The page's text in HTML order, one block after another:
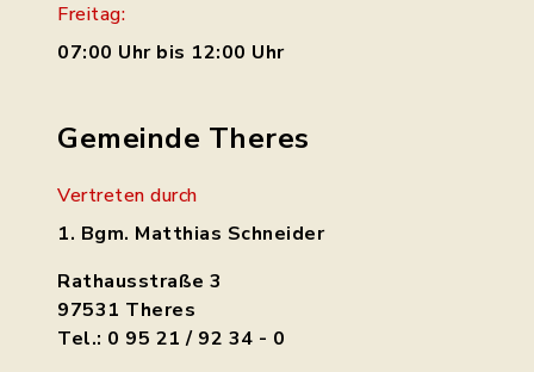
Freitag:
07:00 Uhr bis 12:00 Uhr
Gemeinde Theres
Vertreten durch
1. Bgm. Matthias Schneider
Rathausstraße 3
97531 Theres
Tel.: 0 95 21 / 92 34 - 0